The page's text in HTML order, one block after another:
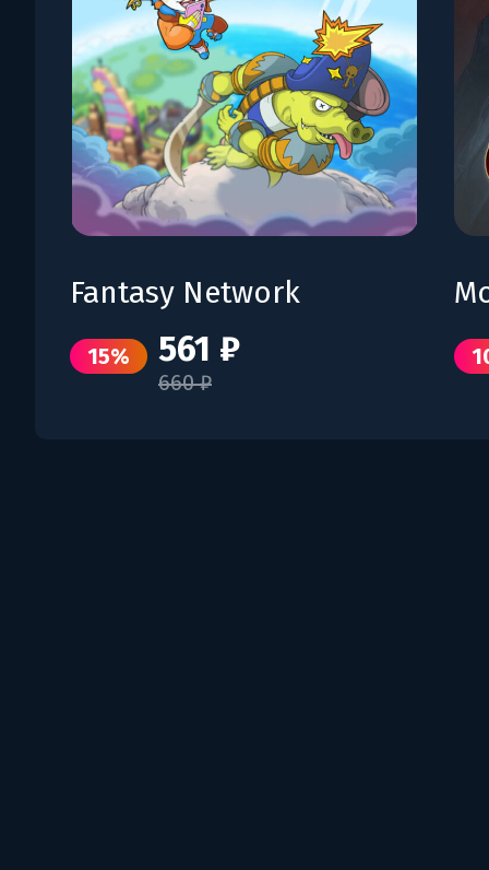
Fantasy Network
15% 561 ₽
660 ₽